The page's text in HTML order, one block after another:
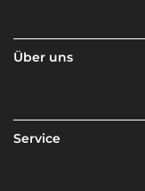
Über uns
Service